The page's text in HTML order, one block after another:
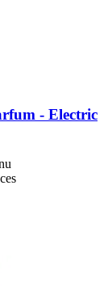
-​ Electric